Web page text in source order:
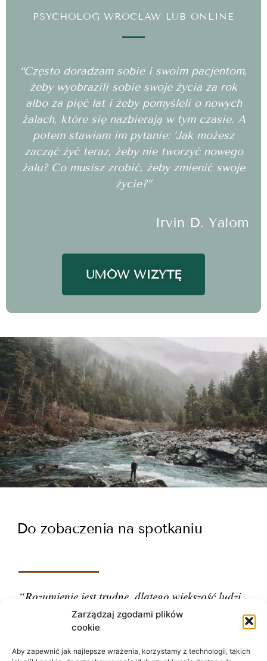
Zarządzaj zgodami plików
cookie
Aby zapewnić jak najlepsze wrażenia, korzystamy z technologii, takich
PSYCHOLOG WROCŁAW LUB ONLINE
“Często doradzam sobie i swoim pacjentom,
żeby wyobrazili sobie swoje życia za rok
albo za pięć lat i żeby pomyśleli o nowych
żalach, które się nazbierają w tym czasie. A
potem stawiam im pytanie: ‘Jak możesz
zacząć żyć teraz, żeby nie tworzyć nowego
żalu? Co musisz zrobić, żeby zmienić swoje
życie?”
Irvin D. Yalom
UMÓW WIZYTĘ
Do zobaczenia na spotkaniu
“Rozumienie jest trudne, dlatego większość ludzi
– Carl Gustav Jung